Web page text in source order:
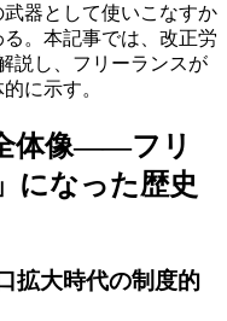
器として使いこなすか
。本記事では、改正労
説し、フリーランスが
に示す。
体像――フリ
になった歴史
拡大時代の制度的